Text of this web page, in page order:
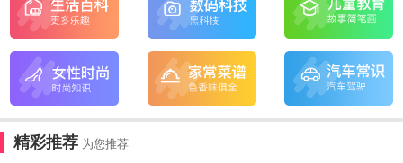
精彩推荐 为您推荐